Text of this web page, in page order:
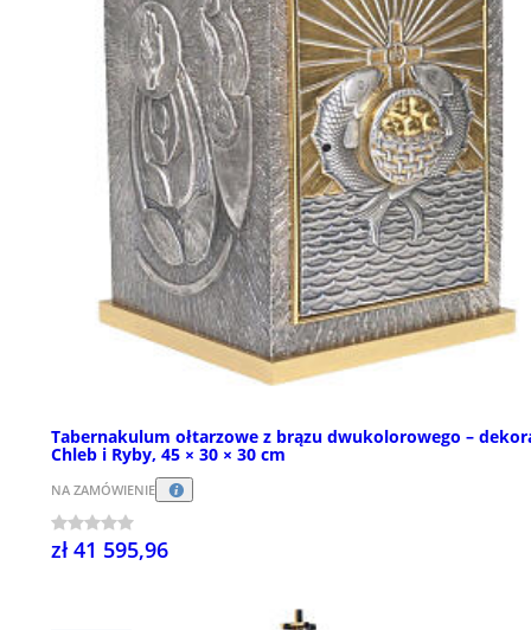
Tabernakulum ołtarzowe z brązu dwukolorowego –
Chleb i Ryby, 45 × 30 × 30 cm
NA ZAMÓWIENIE
zł 41 595,96